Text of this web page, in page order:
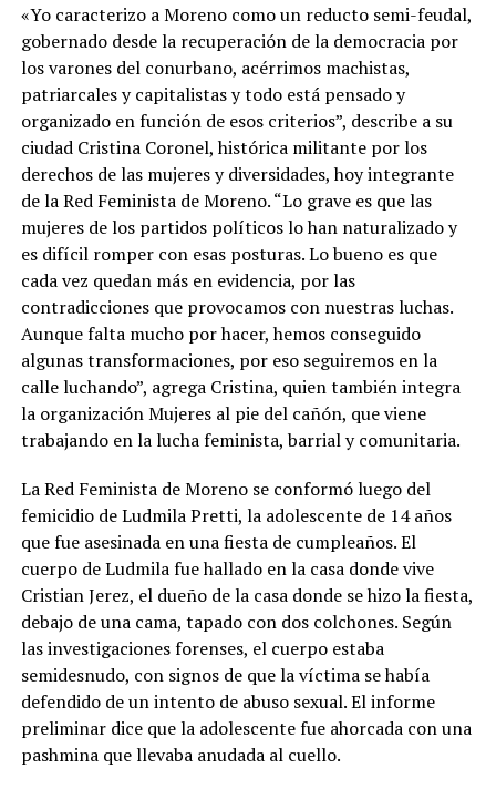
«Yo caracterizo a Moreno como un reducto semi-feudal,
gobernado desde la recuperación de la democracia por
los varones del conurbano, acérrimos machistas,
patriarcales y capitalistas y todo está pensado y
organizado en función de esos criterios”, describe a su
ciudad Cristina Coronel, histórica militante por los
derechos de las mujeres y diversidades, hoy integrante
de la Red Feminista de Moreno. “Lo grave es que las
mujeres de los partidos políticos lo han naturalizado y
es difícil romper con esas posturas. Lo bueno es que
cada vez quedan más en evidencia, por las
contradicciones que provocamos con nuestras luchas.
Aunque falta mucho por hacer, hemos conseguido
algunas transformaciones, por eso seguiremos en la
calle luchando”, agrega Cristina, quien también integra
la organización Mujeres al pie del cañón, que viene
trabajando en la lucha feminista, barrial y comunitaria.
La Red Feminista de Moreno se conformó luego del
femicidio de Ludmila Pretti, la adolescente de 14 años
que fue asesinada en una fiesta de cumpleaños. El
cuerpo de Ludmila fue hallado en la casa donde vive
Cristian Jerez, el dueño de la casa donde se hizo la fiesta,
debajo de una cama, tapado con dos colchones. Según
las investigaciones forenses, el cuerpo estaba
semidesnudo, con signos de que la víctima se había
defendido de un intento de abuso sexual. El informe
preliminar dice que la adolescente fue ahorcada con una
pashmina que llevaba anudada al cuello.